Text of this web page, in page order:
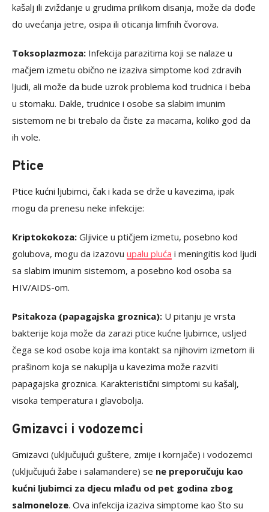
kašalj ili zviždanje u grudima prilikom disanja, može da dođe
do uvećanja jetre, osipa ili oticanja limfnih čvorova.
Toksoplazmoza: Infekcija parazitima koji se nalaze u
mačjem izmetu obično ne izaziva simptome kod zdravih
ljudi, ali može da bude uzrok problema kod trudnica i beba
u stomaku. Dakle, trudnice i osobe sa slabim imunim
sistemom ne bi trebalo da čiste za macama, koliko god da
ih vole.
Ptice
Ptice kućni ljubimci, čak i kada se drže u kavezima, ipak
mogu da prenesu neke infekcije:
Kriptokokoza: Gljivice u ptičjem izmetu, posebno kod
golubova, mogu da izazovu upalu pluća i meningitis kod ljudi
sa slabim imunim sistemom, a posebno kod osoba sa
HIV/AIDS-om.
Psitakoza (papagajska groznica): U pitanju je vrsta
bakterije koja može da zarazi ptice kućne ljubimce, usljed
čega se kod osobe koja ima kontakt sa njihovim izmetom ili
prašinom koja se nakuplja u kavezima može razviti
papagajska groznica. Karakteristični simptomi su kašalj,
visoka temperatura i glavobolja.
Gmizavci i vodozemci
Gmizavci (uključujući guštere, zmije i kornjače) i vodozemci
(uključujući žabe i salamandere) se ne preporučuju kao
kućni ljubimci za djecu mlađu od pet godina zbog
salmoneloze. Ova infekcija izaziva simptome kao što su